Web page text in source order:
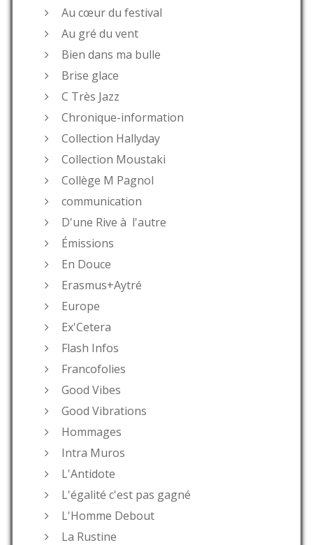
Au cœur du festival
Au gré du vent
Bien dans ma bulle
Brise glace
C Très Jazz
Chronique-information
Collection Hallyday
Collection Moustaki
Collège M Pagnol
communication
D'une Rive à l'autre
Émissions
En Douce
Erasmus+Aytré
Europe
Ex'Cetera
Flash Infos
Francofolies
Good Vibes
Good Vibrations
Hommages
Intra Muros
L'Antidote
L'égalité c'est pas gagné
L'Homme Debout
La Rustine